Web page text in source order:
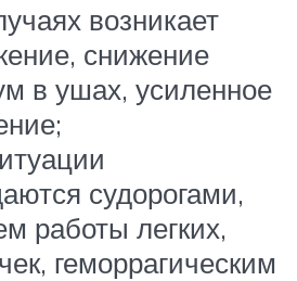
возникает
снижение
в ушах, усиленное
судорогами,
работы легких,
геморрагическим